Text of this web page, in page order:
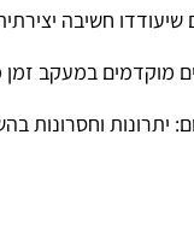
מוקדמים במעקב
יתרונות וחסרונות